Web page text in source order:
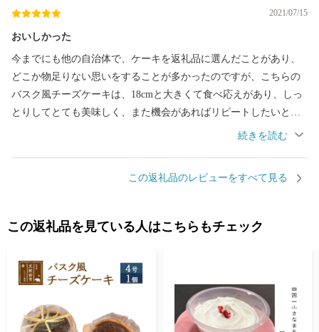
2021/07/15
おいしかった
今までにも他の自治体で、ケーキを返礼品に選んだことがあり、
どこか物足りない思いをすることが多かったのですが、こちらの
バスク風チーズケーキは、18cmと大きくて食べ応えがあり、しっ
とりしてとても美味しく、また機会があればリピートしたいと思
この返礼品のレビューをすべて見る
この返礼品を見ている人はこちらもチェック